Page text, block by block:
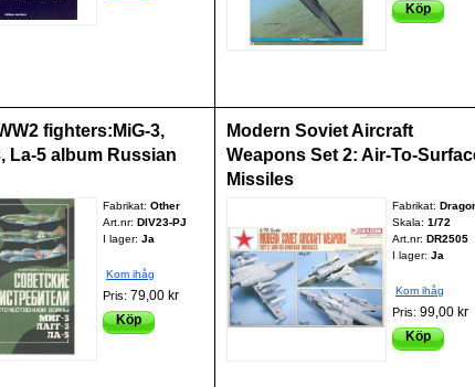
Köp
fighters:MiG-3,
La-5 album Russian
Fabrikat:Other
Art.nr:DIV23-PJ
I lager: Ja
Kom ihåg
Pris:79,00 kr
Köp
Modern Soviet Aircraft
Weapons Set 2: Air-To-
Missiles
Fabrikat:
Skala: 1/72
Art.nr: DR2505
I lager: Ja
Kom ihåg
Pris: 99,00 kr
Köp